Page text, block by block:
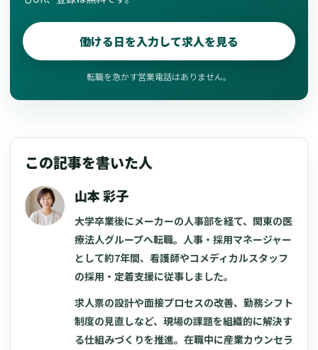
働ける日を入力して求人を見る
転職を急かす営業電話はありません。
この記事を書いた人
山本 彩子
大学卒業後にメーカーの人事部を経て、関東の医
療法人グループへ転職。人事・採用マネージャー
として約7年間、看護師やコメディカルスタッフ
の採用・定着支援に従事しました。
求人票の設計や面接プロセスの改善、勤務シフト
制度の見直しなど、現場の課題を組織的に解決す
る仕組みづくりを推進。在職中に産業カウンセラ